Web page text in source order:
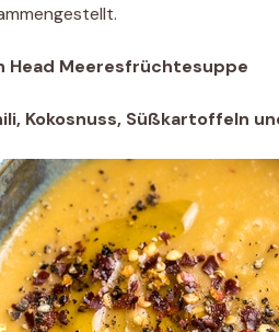
Head Meeresfrüchtesuppe
Kokosnuss, Süßkartoffeln